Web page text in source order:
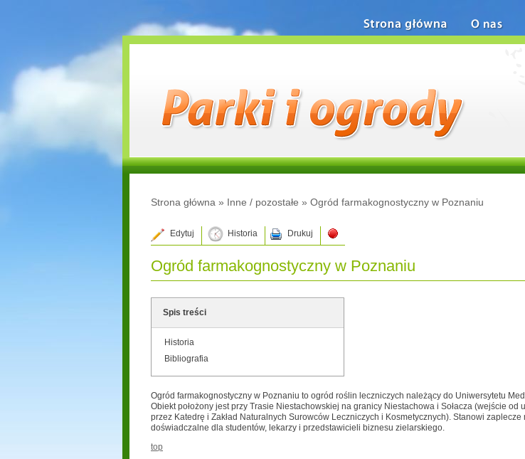
Strona główna » Inne / pozostałe » Ogród farmakognostyczny w Poznaniu
Edytuj Historia Drukuj
Ogród farmakognostyczny w Poznaniu
Spis treści
Historia
Bibliografia
Ogród farmakognostyczny w Poznaniu to ogród roślin leczniczych należący do Uniwersytetu
Obiekt położony jest przy Trasie Niestachowskiej na granicy Niestachowa i Sołacza (wejście od
przez Katedrę i Zakład Naturalnych Surowców Leczniczych i Kosmetycznych). Stanowi zaplecze
doświadczalne dla studentów, lekarzy i przedstawicieli biznesu zielarskiego.
top
Strona główna O nas